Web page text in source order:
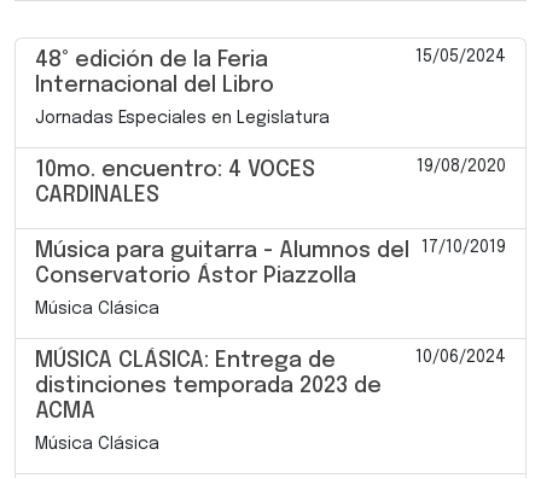
48° edición de la Feria
Internacional del Libro
15/05/2024
Jornadas Especiales en Legislatura
10mo. encuentro: 4 VOCES
CARDINALES
19/08/2020
Música para guitarra - Alumnos del
Conservatorio Ástor Piazzolla
17/10/2019
Música Clásica
MÚSICA CLÁSICA: Entrega de
distinciones temporada 2023 de
ACMA
10/06/2024
Música Clásica